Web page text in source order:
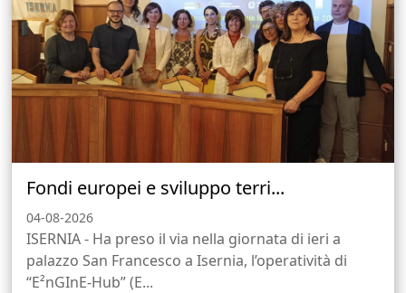
Fondi europei e sviluppo terri...
04-08-2026
ISERNIA - Ha preso il via nella giornata di ieri a
palazzo San Francesco a Isernia, l’operatività di
“E²nGInE-Hub” (E...